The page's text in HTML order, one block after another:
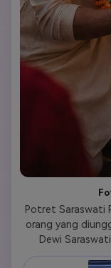
Potret Saraswati
orang yang
Dewi
bidang dangkal,